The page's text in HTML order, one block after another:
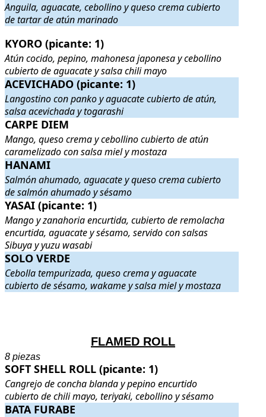
Anguila, aguacate, cebollino y queso crema cubierto
de tartar de atún marinado
KYORO (picante: 1) . Atún cocido, pepino, mahonesa japonesa y
KYORO (picante: 1)
Atún cocido, pepino, mahonesa japonesa y cebollino
cubierto de aguacate y salsa chili mayo
ACEVICHADO (picante: 1) . Langostino con panko y aguacate
ACEVICHADO (picante: 1)
Langostino con panko y aguacate cubierto de atún,
salsa acevichada y togarashi
CARPE DIEM . Mango, queso crema y cebollino cubierto de atún
CARPE DIEM
Mango, queso crema y cebollino cubierto de atún
caramelizado con salsa miel y mostaza
HANAMI . Salmón ahumado, aguacate y queso crema cubierto de
HANAMI
Salmón ahumado, aguacate y queso crema cubierto
de salmón ahumado y sésamo
YASAI (picante: 1) . Mango y zanahoria encurtida, cubierto de
YASAI (picante: 1)
Mango y zanahoria encurtida, cubierto de remolacha
encurtida, aguacate y sésamo, servido con salsas
Sibuya y yuzu wasabi
SOLO VERDE . Cebolla tempurizada, queso crema y aguacate
SOLO VERDE
Cebolla tempurizada, queso crema y aguacate
cubierto de sésamo, wakame y salsa miel y mostaza
FLAMED ROLL
8 piezas
SOFT SHELL ROLL (picante: 1) . Cangrejo de concha blanda y
SOFT SHELL ROLL (picante: 1)
Cangrejo de concha blanda y pepino encurtido
cubierto de chili mayo, teriyaki, cebollino y sésamo
BATA FURABE . Pez mantequilla tempurizado y cebolla encurtida,
BATA FURABE